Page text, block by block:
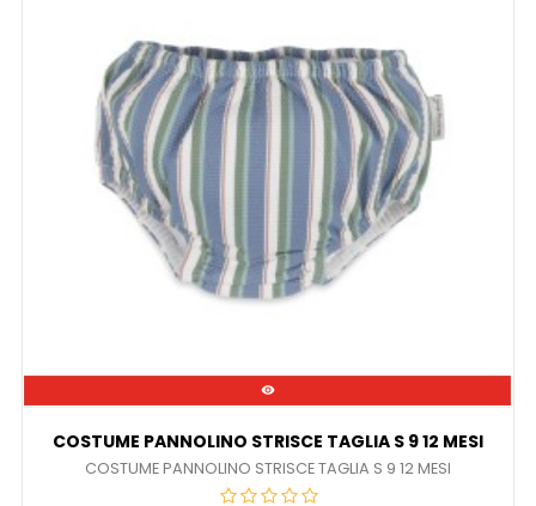

COSTUME PANNOLINO STRISCE TAGLIA S 9 12 MESI
COSTUME PANNOLINO STRISCE TAGLIA S 9 12 MESI